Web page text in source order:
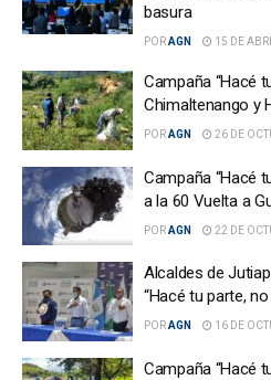
basura
PORAGN 15 DE
Campaña “Hacé
Chimaltenango y
PORAGN 26 DE
Campaña “Hacé
a la 60 Vuelta a
PORAGN 22 DE
Alcaldes de
“Hacé tu parte,
PORAGN 16 DE
Campaña “Hacé